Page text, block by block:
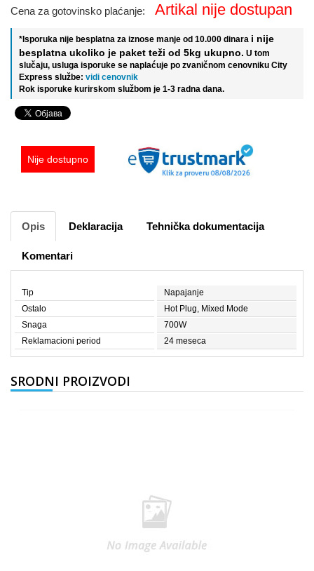
Cena za gotovinsko plaćanje:
Artikal nije dostupan
*Isporuka nije besplatna za iznose manje od 10.000 dinara i nije
besplatna ukoliko je paket teži od 5kg ukupno. U tom
slučaju, usluga isporuke se naplaćuje po zvaničnom cenovniku City
Express službe: vidi cenovnik
Rok isporuke kurirskom službom je 1-3 radna dana.
Nije dostupno
Opis Deklaracija Tehnička dokumentacija
Komentari
Tip
Napajanje
Ostalo
Hot Plug, Mixed Mode
Snaga
700W
Reklamacioni period
24 meseca
SRODNI PROIZVODI